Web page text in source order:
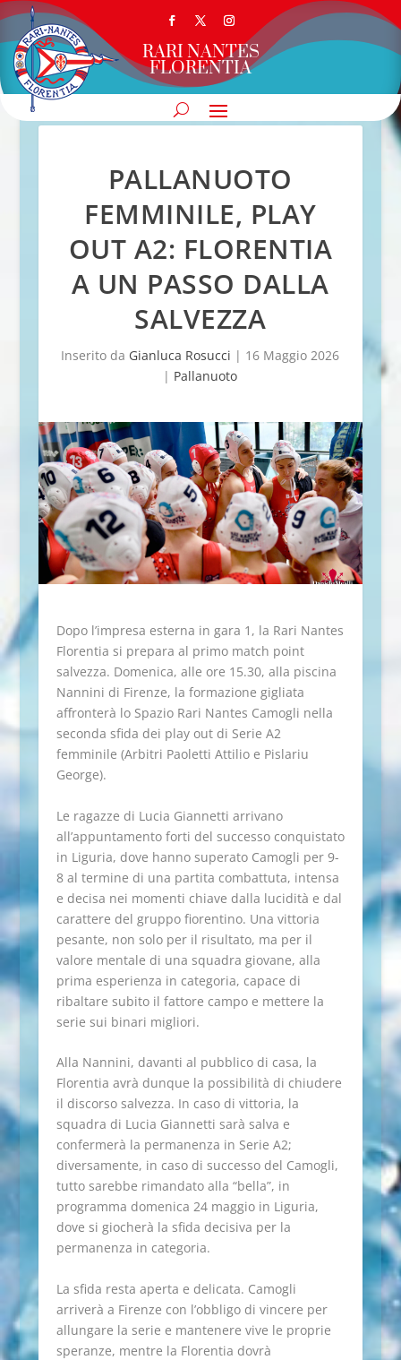
RARI NANTES
FLORENTIA
PALLANUOTO
FEMMINILE, PLAY
OUT A2: FLORENTIA
A UN PASSO DALLA
SALVEZZA
Inserito da Gianluca Rosucci | 16 Maggio 2026
| Pallanuoto
Dopo l’impresa esterna in gara 1, la Rari Nantes
Florentia si prepara al primo match point
salvezza. Domenica, alle ore 15.30, alla piscina
Nannini di Firenze, la formazione gigliata
affronterà lo Spazio Rari Nantes Camogli nella
seconda sfida dei play out di Serie A2
femminile (Arbitri Paoletti Attilio e Pislariu
George).
Le ragazze di Lucia Giannetti arrivano
all’appuntamento forti del successo conquistato
in Liguria, dove hanno superato Camogli per 9-
8 al termine di una partita combattuta, intensa
e decisa nei momenti chiave dalla lucidità e dal
carattere del gruppo fiorentino. Una vittoria
pesante, non solo per il risultato, ma per il
valore mentale di una squadra giovane, alla
prima esperienza in categoria, capace di
ribaltare subito il fattore campo e mettere la
serie sui binari migliori.
Alla Nannini, davanti al pubblico di casa, la
Florentia avrà dunque la possibilità di chiudere
il discorso salvezza. In caso di vittoria, la
squadra di Lucia Giannetti sarà salva e
confermerà la permanenza in Serie A2;
diversamente, in caso di successo del Camogli,
tutto sarebbe rimandato alla “bella”, in
programma domenica 24 maggio in Liguria,
dove si giocherà la sfida decisiva per la
permanenza in categoria.
La sfida resta aperta e delicata. Camogli
arriverà a Firenze con l’obbligo di vincere per
allungare la serie e mantenere vive le proprie
speranze, mentre la Florentia dovrà